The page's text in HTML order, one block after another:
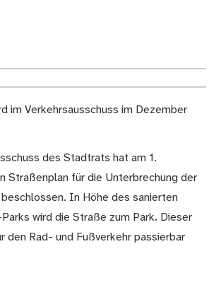
im Verkehrsausschuss im Dezember
des Stadtrats hat am 1.
Straßenplan für die Unterbrechung der
In Höhe des sanierten
wird die Straße zum Park. Dieser
den Rad- und Fußverkehr passierbar